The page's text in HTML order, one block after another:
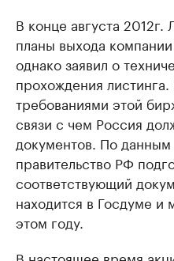
В конце августа
планы выхода
однако заявил о
прохождения
требованиями этой
связи с чем Россия
документов. По
правительство РФ
соответствующий
находится в Госдуме и
этом году.